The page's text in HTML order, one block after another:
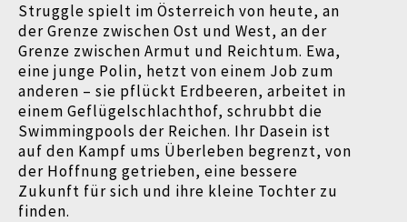
Struggle spielt im Österreich von heute, an
der Grenze zwischen Ost und West, an der
Grenze zwischen Armut und Reichtum. Ewa,
eine junge Polin, hetzt von einem Job zum
anderen – sie pflückt Erdbeeren, arbeitet in
einem Geflügelschlachthof, schrubbt die
Swimmingpools der Reichen. Ihr Dasein ist
auf den Kampf ums Überleben begrenzt, von
der Hoffnung getrieben, eine bessere
Zukunft für sich und ihre kleine Tochter zu
finden.